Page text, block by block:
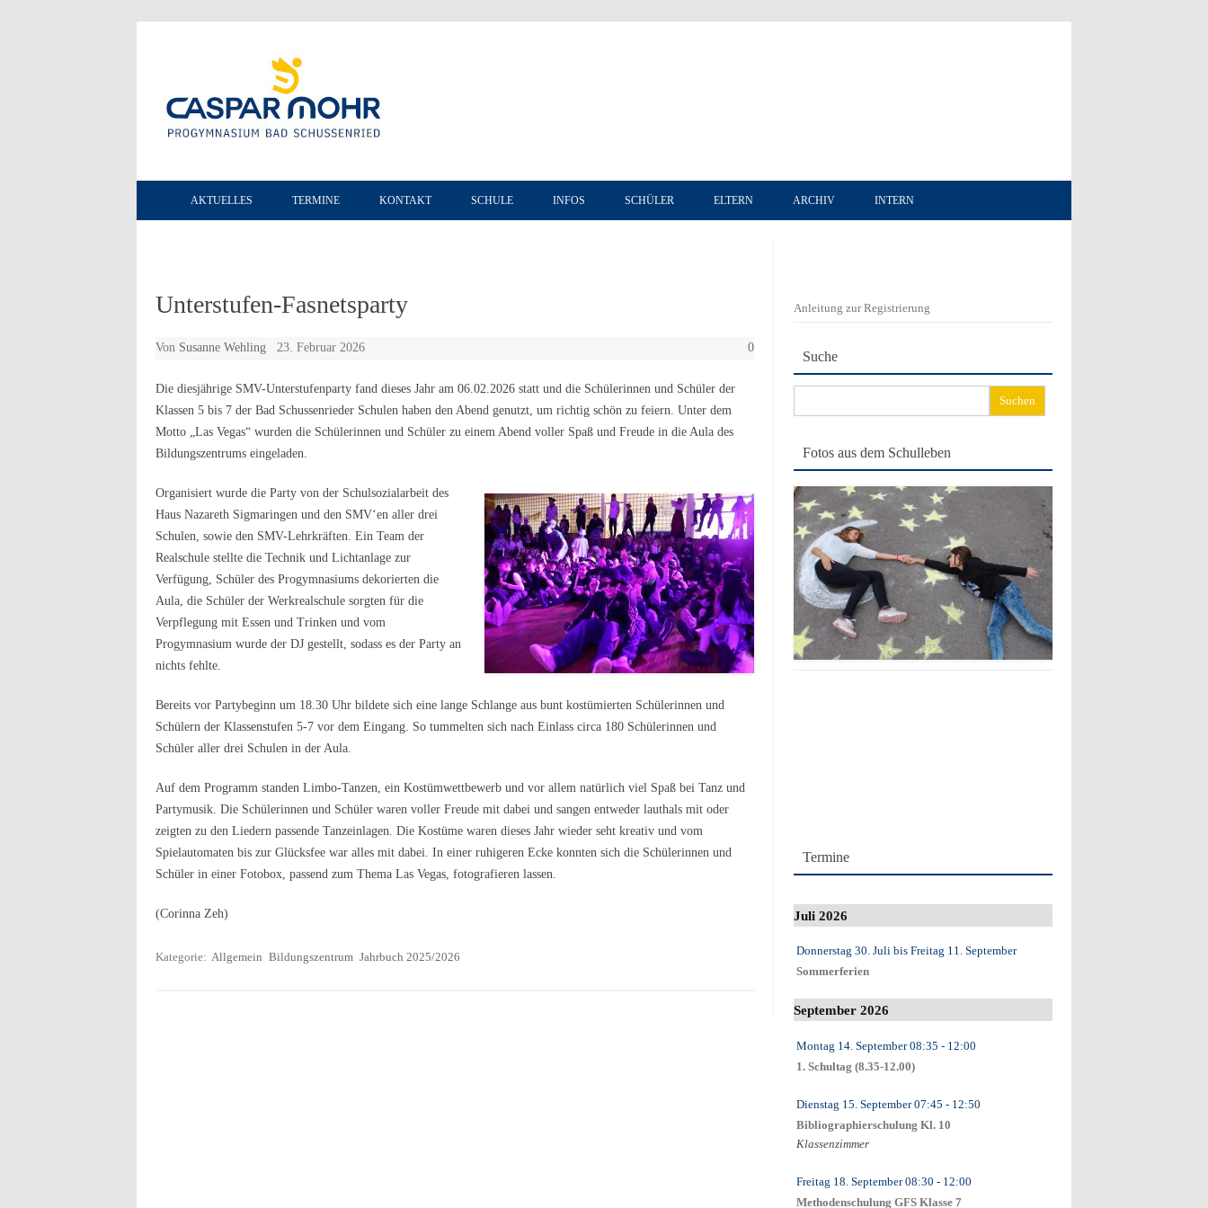
AKTUELLES TERMINE KONTAKT SCHULE INFOS SCHÜLER ELTERN ARCHIV INTERN
Unterstufen-Fasnetsparty
Von Susanne Wehling 23. Februar 2026 0
Die diesjährige SMV-Unterstufenparty fand dieses Jahr am 06.02.2026 statt und die Schülerinnen und Schüler der
Klassen 5 bis 7 der Bad Schussenrieder Schulen haben den Abend genutzt, um richtig schön zu feiern. Unter dem
Motto „Las Vegas“ wurden die Schülerinnen und Schüler zu einem Abend voller Spaß und Freude in die Aula des
Bildungszentrums eingeladen.
Organisiert wurde die Party von der Schulsozialarbeit des
Haus Nazareth Sigmaringen und den SMV‘en aller drei
Schulen, sowie den SMV-Lehrkräften. Ein Team der
Realschule stellte die Technik und Lichtanlage zur
Verfügung, Schüler des Progymnasiums dekorierten die
Aula, die Schüler der Werkrealschule sorgten für die
Verpflegung mit Essen und Trinken und vom
Progymnasium wurde der DJ gestellt, sodass es der Party an
nichts fehlte.
Bereits vor Partybeginn um 18.30 Uhr bildete sich eine lange Schlange aus bunt kostümierten Schülerinnen und
Schülern der Klassenstufen 5-7 vor dem Eingang. So tummelten sich nach Einlass circa 180 Schülerinnen und
Schüler aller drei Schulen in der Aula.
Auf dem Programm standen Limbo-Tanzen, ein Kostümwettbewerb und vor allem natürlich viel Spaß bei Tanz und
Partymusik. Die Schülerinnen und Schüler waren voller Freude mit dabei und sangen entweder lauthals mit oder
zeigten zu den Liedern passende Tanzeinlagen. Die Kostüme waren dieses Jahr wieder seht kreativ und vom
Spielautomaten bis zur Glücksfee war alles mit dabei. In einer ruhigeren Ecke konnten sich die Schülerinnen und
Schüler in einer Fotobox, passend zum Thema Las Vegas, fotografieren lassen.
(Corinna Zeh)
Kategorie: Allgemein Bildungszentrum Jahrbuch 2025/2026
Anleitung zur Registrierung
Suche
nach:
Fotos aus dem Schulleben
Termine
Juli 2026
Donnerstag 30. Julibis Freitag 11. September
Sommerferien
September 2026
Montag 14. September08:35 - 12:00
1. Schultag (8.35-12.00)
Dienstag 15. September07:45 - 12:50
Bibliographierschulung Kl. 10
Klassenzimmer
Freitag 18. September08:30 - 12:00
Methodenschulung GFS Klasse 7